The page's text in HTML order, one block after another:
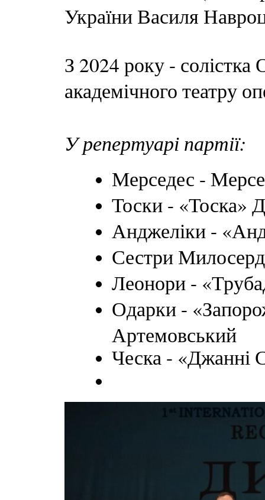
України Василя
З 2024 року - солістка
академічного театру
У репертуарі партії:
Мерседес -
Тоски - «Тоска»
Анджеліки -
Сестри
Леонори -
Одарки -
Артемовський
Ческа - «Джанні